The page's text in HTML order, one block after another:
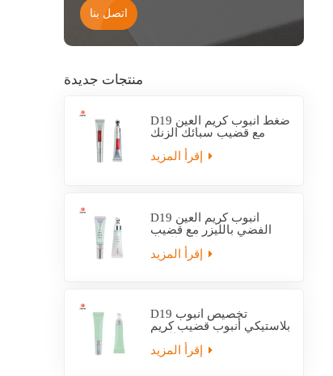
اتصل بنا
منتجات جديدة
D19 ضغط أنبوب كريم العين
مع قضيب سبائك الزنك
D19 أنبوب كريم العين
الفضي بالليزر مع قضيب
سبائك الزنك
D19 تخصيص أنبوب
بلاستيكي أنبوب قضيب كريم